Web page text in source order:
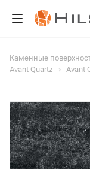
Каменные
Avant Quartz
Avant